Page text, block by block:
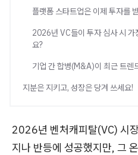
플랫폼 스타트업은 이제 투자를
2026년 VC들이 투자 심사 시 가
요?
기업 간 합병(M&A)이 최근 트렌
지분은 지키고, 성장은 당겨 쓰세요!
2026년 벤처캐피탈(VC) 시
지나 반등에 성공했지만, 그